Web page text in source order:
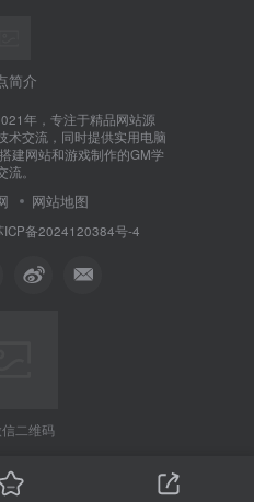
简介
年，专注于精品网站源
术交流，同时提供实用电脑
建网站和游戏制作的GM学
流。
网站地图
ICP备2024120384号-4
二维码